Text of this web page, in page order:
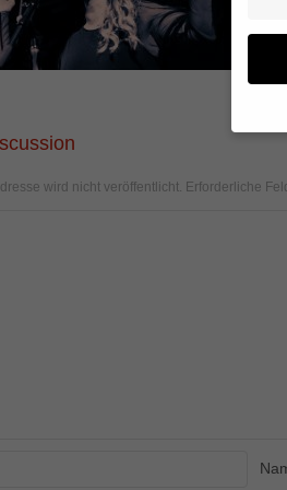
wird nicht veröffentlicht. Erforderliche